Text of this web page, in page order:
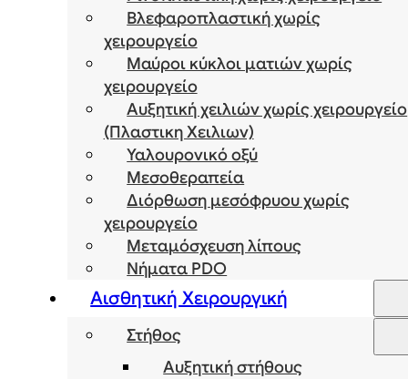
Βλεφαροπλαστική χωρίς
χειρουργείο
Μαύροι κύκλοι ματιών χωρίς
χειρουργείο
Αυξητική χειλιών χωρίς χειρουργείο
(Πλαστικη Χειλιων)
Υαλουρονικό οξύ
Μεσοθεραπεία
Διόρθωση μεσόφρυου χωρίς
χειρουργείο
Μεταμόσχευση λίπους
Νήματα PDO
Αισθητική Χειρουργική
Στήθος
Αυξητική στήθους